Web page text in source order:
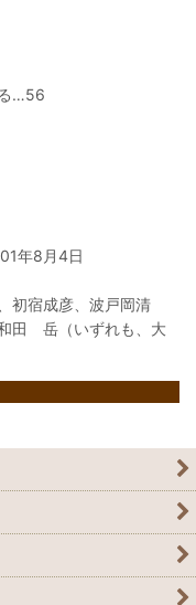
…56
年8月4日
初宿成彦、波戸岡清
田 岳（いずれも、大